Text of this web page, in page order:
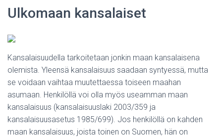
Ulkomaan kansalaiset
Kansalaisuudella tarkoitetaan jonkin maan kansalaisena
olemista. Yleensä kansalaisuus saadaan syntyessä, mutta
se voidaan vaihtaa muutettaessa toiseen maahan
asumaan. Henkilöllä voi olla myös useamman maan
kansalaisuus (kansalaisuuslaki 2003/359 ja
kansalaisuusasetus 1985/699). Jos henkilöllä on kahden
maan kansalaisuus, joista toinen on Suomen, hän on